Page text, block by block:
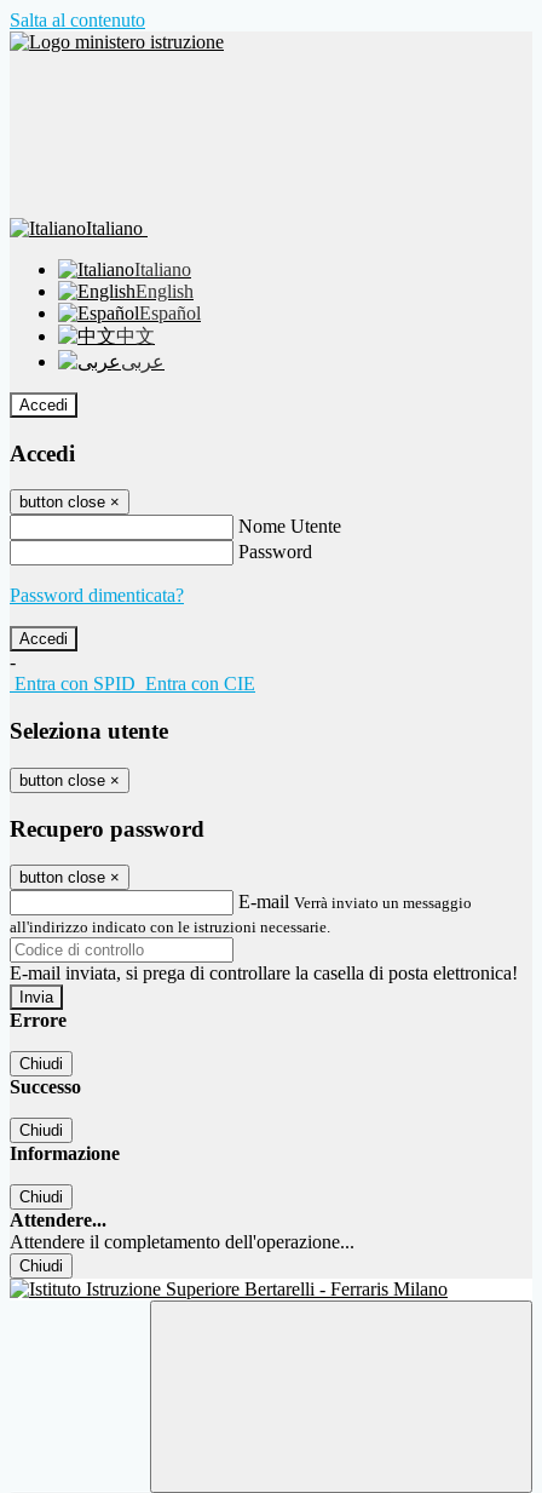
Salta al contenuto
Italiano
Italiano
English
Español
中文
عربى
Accedi
Accedi
button close ×
Nome Utente
Password
Password dimenticata?
-
Entra con SPID Entra con CIE
Seleziona utente
button close ×
Recupero password
button close ×
E-mail Verrà inviato un messaggio
all'indirizzo indicato con le istruzioni necessarie.
E-mail inviata, si prega di controllare la casella di posta elettronica!
Errore
Chiudi
Successo
Chiudi
Informazione
Chiudi
Attendere...
Attendere il completamento dell'operazione...
Chiudi